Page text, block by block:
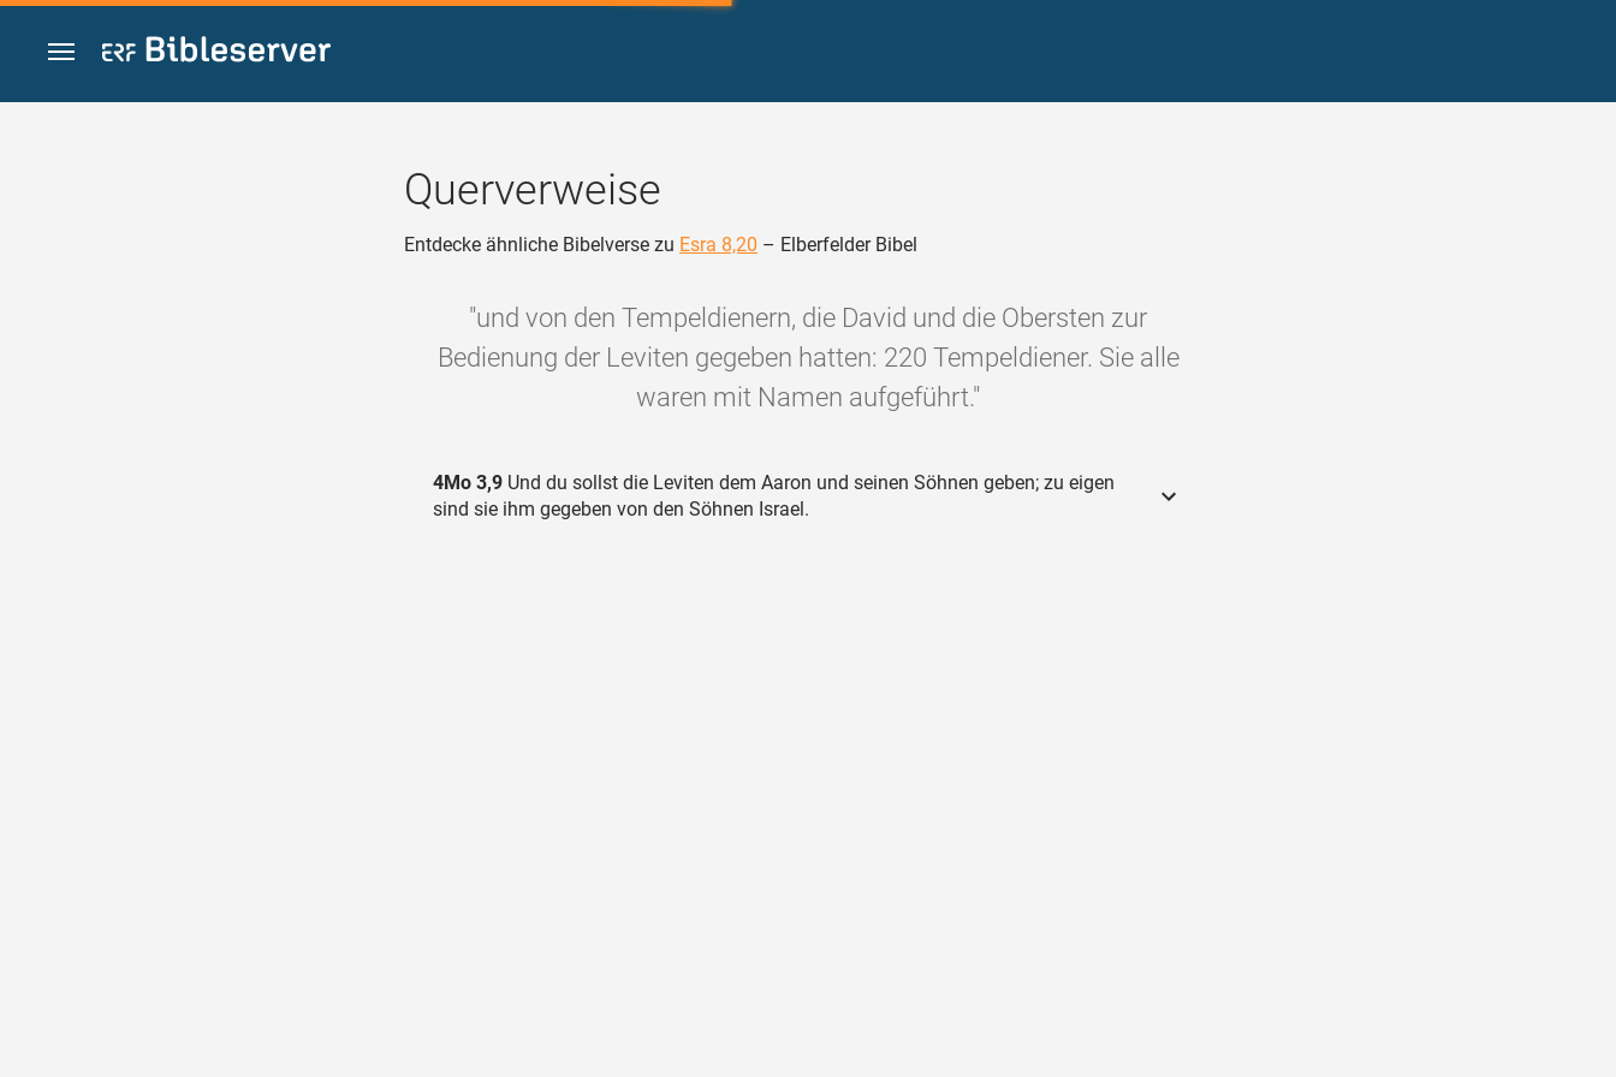
Zum Inhalt springen
Querverweise
Entdecke ähnliche Bibelverse zu Esra 8,20 – Elberfelder Bibel
"und von den Tempeldienern, die David und die Obersten zur
Bedienung der Leviten gegeben hatten: 220 Tempeldiener. Sie alle
waren mit Namen aufgeführt."
4Mo 3,9 Und du sollst die Leviten dem Aaron und seinen Söhnen geben; zu eigen
sind sie ihm gegeben von den Söhnen Israel.